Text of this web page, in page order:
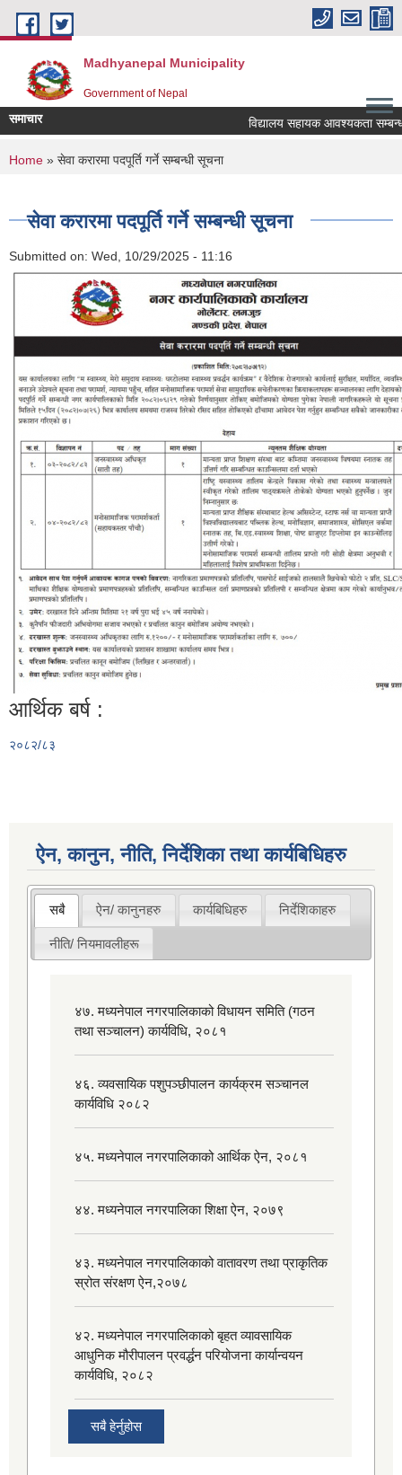
Skip to main content
Madhyanepal Municipality
Government of Nepal
समाचार विद्यालय सहायक आवश्यकता सम्बन्धमा
You are here
Home » सेवा करारमा पदपूर्ति गर्ने सम्बन्धी सूचना
सेवा करारमा पदपूर्ति गर्ने सम्बन्धी सूचना
Submitted on: Wed, 10/29/2025 - 11:16
आर्थिक बर्ष :
२०८२/८३
ऐन, कानुन, नीति, निर्देशिका तथा कार्यबिधिहरु
सबै ऐन/ कानुनहरु कार्यबिधिहरु निर्देशिकाहरु
नीति/ नियमावलीहरू
४७. मध्यनेपाल नगरपालिकाको विधायन समिति (गठन
तथा सञ्चालन) कार्यविधि, २०८१
४६. व्यवसायिक पशुपञ्छीपालन कार्यक्रम सञ्चानल
कार्यविधि २०८२
४५. मध्यनेपाल नगरपालिकाको आर्थिक ऐन, २०८१
४४. मध्यनेपाल नगरपालिका शिक्षा ऐन, २०७९
४३. मध्यनेपाल नगरपालिकाको वातावरण तथा प्राकृतिक
स्रोत संरक्षण ऐन,२०७८
४२. मध्यनेपाल नगरपालिकाको बृहत व्यावसायिक
आधुनिक मौरीपालन प्रवर्द्धन परियोजना कार्यान्वयन
कार्यविधि, २०८२
सबै हेर्नुहोस